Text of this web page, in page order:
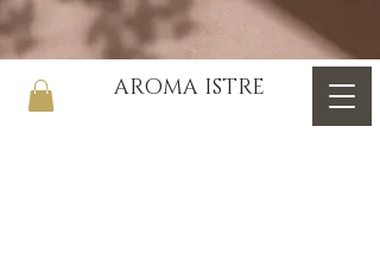
AROMA ISTRE